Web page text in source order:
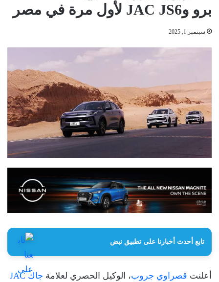
برو وJAC JS6 لأول مرة في مصر
سبتمبر 1, 2025
تابع أحدث أخبارنا على تطبيق نبض
أعلنت قصراوي جروب، الوكيل الحصري لعلامة جاك JAC